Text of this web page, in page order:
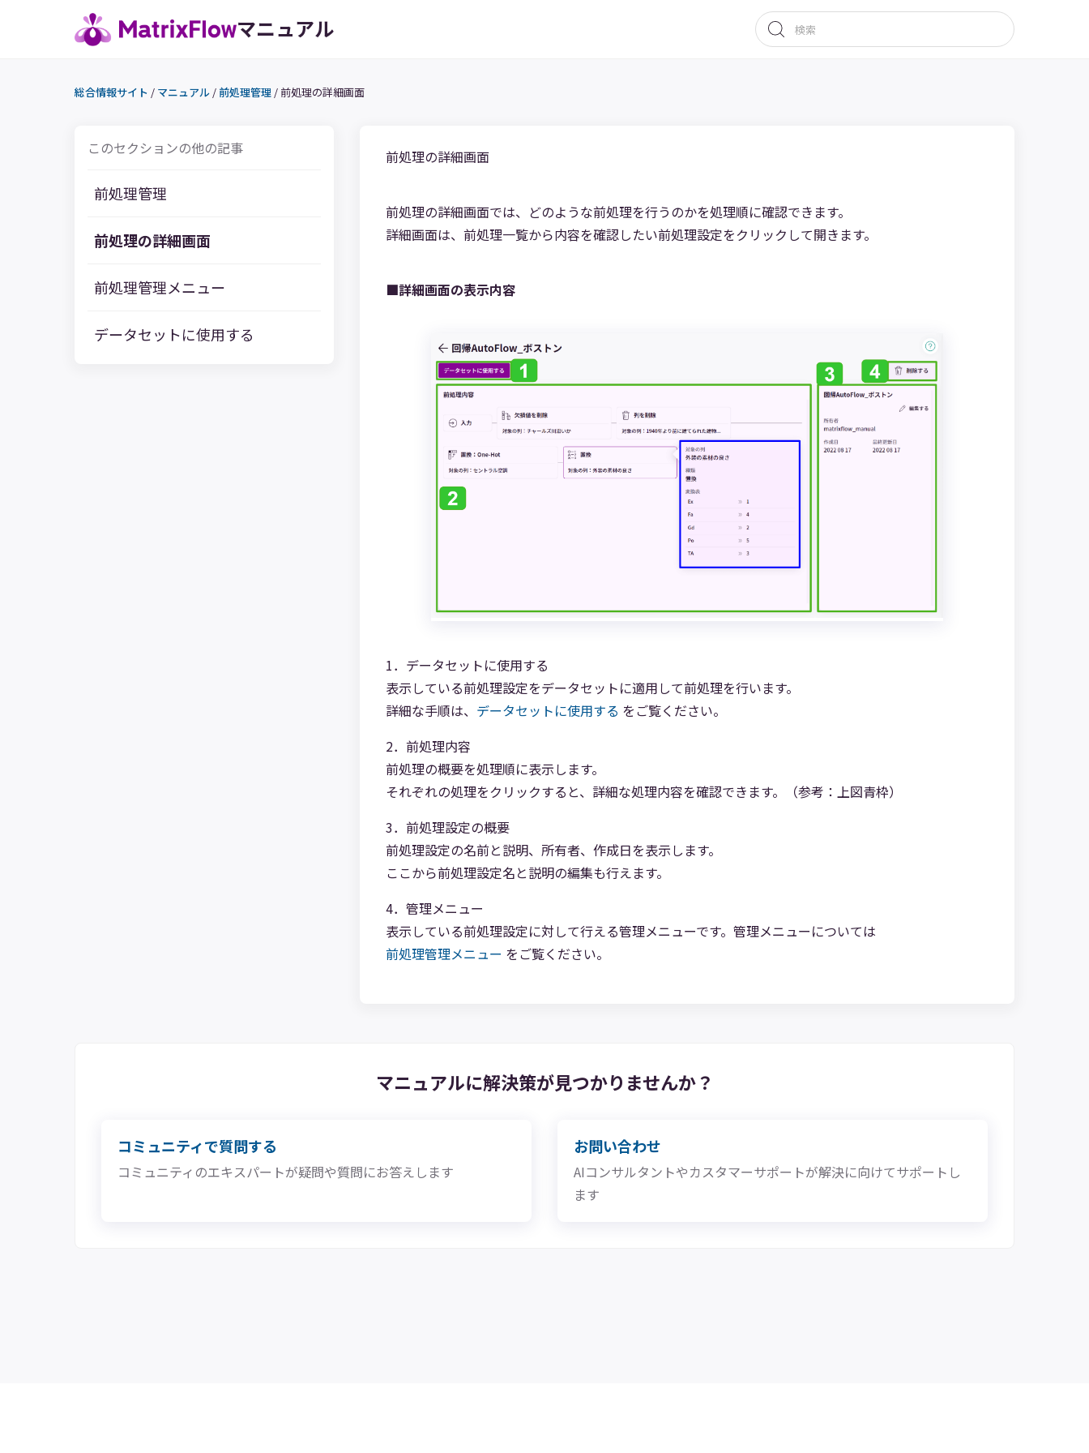
マニュアル
総合情報サイト / マニュアル / 前処理管理 / 前処理の詳細画面
このセクションの他の記事
前処理管理
前処理の詳細画面
前処理管理メニュー
データセットに使用する
前処理の詳細画面
前処理の詳細画面では、どのような前処理を行うのかを処理順に確認できます。
詳細画面は、前処理一覧から内容を確認したい前処理設定をクリックして開きます。
■詳細画面の表示内容
1．データセットに使用する
表示している前処理設定をデータセットに適用して前処理を行います。
詳細な手順は、 データセットに使用する をご覧ください。
2．前処理内容
前処理の概要を処理順に表示します。
それぞれの処理をクリックすると、詳細な処理内容を確認できます。（参考：上図青枠）
3．前処理設定の概要
前処理設定の名前と説明、所有者、作成日を表示します。
ここから前処理設定名と説明の編集も行えます。
4．管理メニュー
表示している前処理設定に対して行える管理メニューです。管理メニューについては
前処理管理メニュー をご覧ください。
マニュアルに解決策が見つかりませんか？
コミュニティで質問する
コミュニティのエキスパートが疑問や質問にお答えします
お問い合わせ
AIコンサルタントやカスタマーサポートが解決に向けてサポートし
ます